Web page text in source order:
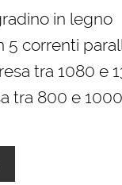
attuale
è:
1.053,00 €.
in legno
5 correnti
tra 1080 e
tra 800 e